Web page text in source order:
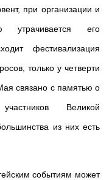
при организации и
утрачивается его
фестивализация
только у четверти
связано с памятью о
Великой
из них есть
событиям может